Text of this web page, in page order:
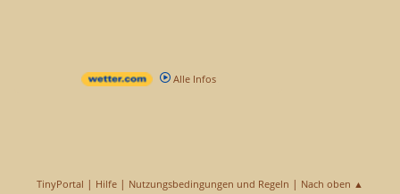
Alle Infos
TinyPortal | Hilfe | Nutzungsbedingungen und Regeln | Nach oben ▲